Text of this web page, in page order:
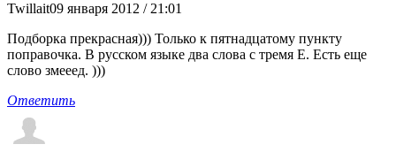
Twillait09 января 2012 / 21:01
Подборка прекрасная))) Только к пятнадцатому пункту
поправочка. В русском языке два слова с тремя Е. Есть еще
слово змееед. )))
Ответить